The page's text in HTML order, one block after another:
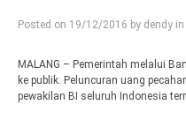
Posted on 19/12/2016 by dendy in
MALANG – Pemerintah melalui
ke publik. Peluncuran uang
pewakilan BI seluruh Indonesia